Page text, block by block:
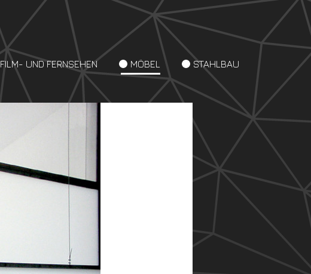
FILM- UND FERNSEHEN MÖBEL STAHLBAU